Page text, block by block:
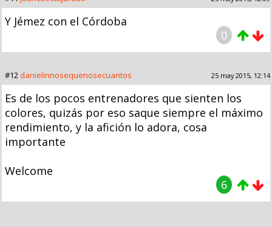
Y Jémez con el Córdoba
0
#12danielinnosequenosecuantos 25 may 2015, 12:14
Es de los pocos entrenadores que sienten los
colores, quizás por eso saque siempre el máximo
rendimiento, y la afición lo adora, cosa
importante
Welcome
6